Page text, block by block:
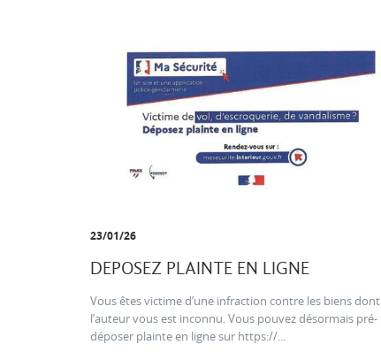
23/01/26
DEPOSEZ PLAINTE EN LIGNE
Vous êtes victime d’une infraction contre les biens dont
l’auteur vous est inconnu. Vous pouvez désormais pré-
déposer plainte en ligne sur https://...